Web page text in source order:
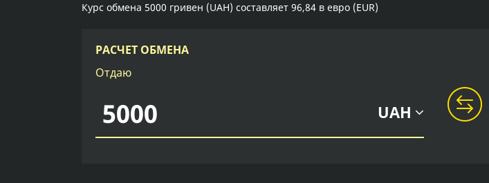
Курс обмена 5000 гривен (UAH) составляет 96,84 в евро (EUR)
РАСЧЕТ ОБМЕНА
Отдаю
UAH